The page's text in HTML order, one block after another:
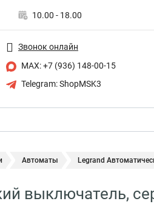
10.00 - 18.00
Звонок онлайн
MAX: +7 (936) 148-00-15
Telegram: ShopMSK3
Автоматы Legrand
выключатель,